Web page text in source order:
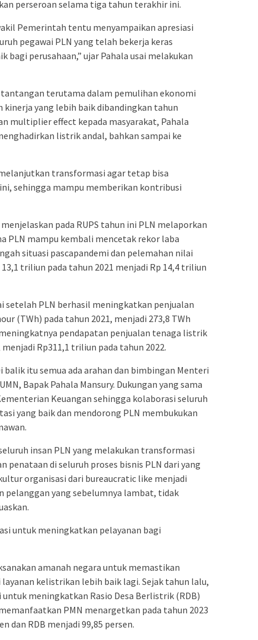
perseroan selama tiga tahun terakhir ini.
Pemerintah tentu menyampaikan apresiasi
pegawai PLN yang telah bekerja keras
perusahaan,” ujar Pahala usai melakukan
terutama dalam pemulihan ekonomi
yang lebih baik dibandingkan tahun
multiplier effect kepada masyarakat, Pahala
listrik andal, bahkan sampai ke
transformasi agar tetap bisa
sehingga mampu memberikan kontribusi
pada RUPS tahun ini PLN melaporkan
PLN mampu kembali mencetak rekor laba
situasi pascapandemi dan pelemahan nilai
triliun pada tahun 2021 menjadi Rp 14,4 triliun
setelah PLN berhasil meningkatkan penjualan
(TWh) pada tahun 2021, menjadi 273,8 TWh
pendapatan penjualan tenaga listrik
Rp311,1 triliun pada tahun 2022.
balik itu semua ada arahan dan bimbingan Menteri
Bapak Pahala Mansury. Dukungan yang sama
Keuangan sehingga kolaborasi seluruh
yang baik dan mendorong PLN membukukan
insan PLN yang melakukan transformasi
penataan di seluruh proses bisnis PLN dari yang
organisasi dari bureaucratic like menjadi
pelanggan yang sebelumnya lambat, tidak
untuk meningkatkan pelayanan bagi
amanah negara untuk memastikan
kelistrikan lebih baik lagi. Sejak tahun lalu,
meningkatkan Rasio Desa Berlistrik (RDB)
PMN menargetkan pada tahun 2023
dan RDB menjadi 99,85 persen.